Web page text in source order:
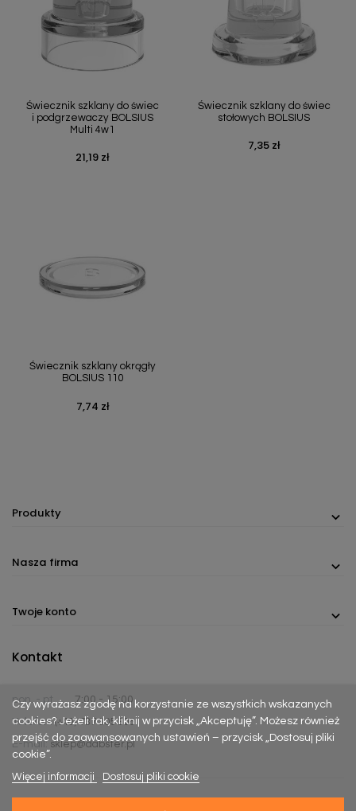
Świecznik szklany do świec
i podgrzewaczy BOLSIUS
Multi 4w1
Cena
21,19 zł
Świecznik szklany do świec
stołowych BOLSIUS
Cena
7,35 zł
Świecznik szklany okrągły
BOLSIUS 110
Cena
7,74 zł
Produkty
Nasza firma
Twoje konto
Czy wyrażasz zgodę na korzystanie ze wszystkich wskazanych
cookies? Jeżeli tak, kliknij w przycisk „Akceptuję”. Możesz również
przejść do zaawansowanych ustawień – przycisk „Dostosuj pliki
cookie”.
Więcej informacji
Dostosuj pliki cookie
Kontakt
pon. - pt.
7:00 - 15:00
Telefon:(+48) 737 305 306
E-mail: sklep@dabster.pl